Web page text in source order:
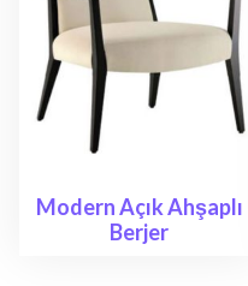
Modern Açık Ahşaplı
Berjer